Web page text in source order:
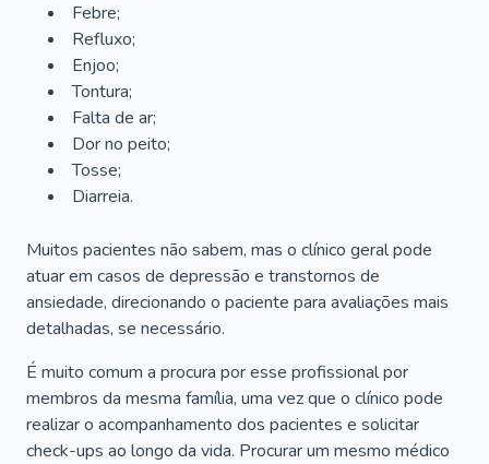
Febre;
Refluxo;
Enjoo;
Tontura;
Falta de ar;
Dor no peito;
Tosse;
Diarreia.
Muitos pacientes não sabem, mas o clínico geral pode
atuar em casos de depressão e transtornos de
ansiedade, direcionando o paciente para avaliações mais
detalhadas, se necessário.
É muito comum a procura por esse profissional por
membros da mesma família, uma vez que o clínico pode
realizar o acompanhamento dos pacientes e solicitar
check-ups ao longo da vida. Procurar um mesmo médico